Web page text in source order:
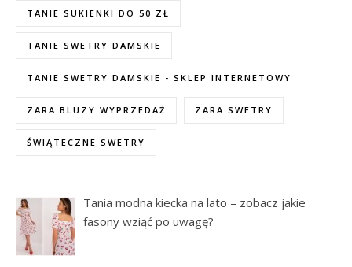
TANIE SUKIENKI DO 50 ZŁ
TANIE SWETRY DAMSKIE
TANIE SWETRY DAMSKIE - SKLEP INTERNETOWY
ZARA BLUZY WYPRZEDAŻ ZARA SWETRY
ŚWIĄTECZNE SWETRY
Tania modna kiecka na lato – zobacz jakie
fasony wziąć po uwagę?